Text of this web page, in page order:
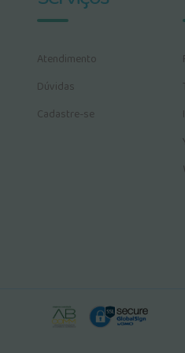
Atendimento
Dúvidas
Cadastre-se